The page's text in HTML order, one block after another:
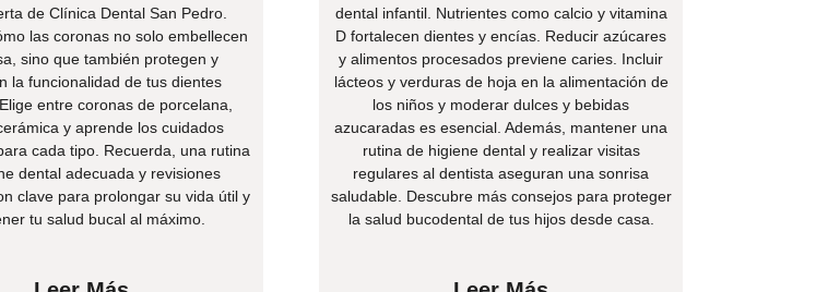
de Clínica Dental San Pedro.
las coronas no solo embellecen
sino que también protegen y
la funcionalidad de tus dientes
entre coronas de porcelana,
y aprende los cuidados
cada tipo. Recuerda, una rutina
dental adecuada y revisiones
clave para prolongar su vida útil y
tu salud bucal al máximo.
dental infantil. Nutrientes como calcio y vitamina
D fortalecen dientes y encías. Reducir azúcares
y alimentos procesados previene caries. Incluir
lácteos y verduras de hoja en la alimentación de
los niños y moderar dulces y bebidas
azucaradas es esencial. Además, mantener una
rutina de higiene dental y realizar visitas
regulares al dentista aseguran una sonrisa
saludable. Descubre más consejos para proteger
la salud bucodental de tus hijos desde casa.